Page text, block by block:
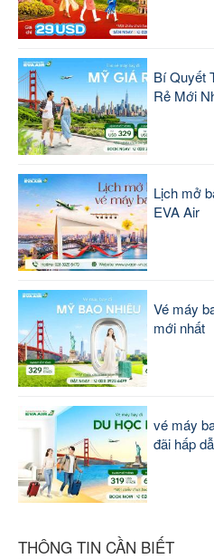
Bí Quyết
Rẻ Mới
Lịch mở
EVA Air
Vé máy
mới nhất
vé máy
đãi hấp
THÔNG TIN CẦN BIẾT